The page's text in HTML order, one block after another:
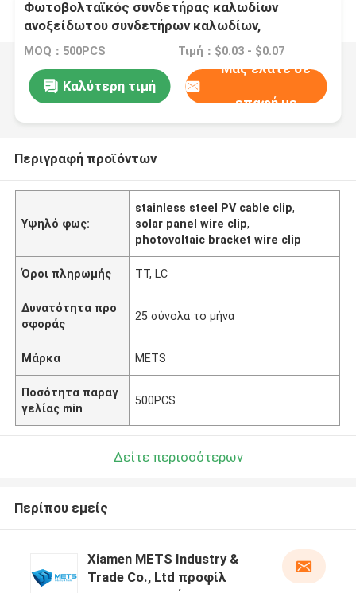
Φωτοβολταϊκός συνδετήρας καλωδίων
ανοξείδωτου συνδετήρων καλωδίων,
φωτοβολταϊκός συνδετήρας καλωδίων
υποστηριγμάτων συνδετήρων καλωδίων
ηλιακών πλαισίων
MOQ：500PCS Τιμή：$0.03 - $0.07
Καλύτερη τιμή
Μας ελάτε σε
επαφή με
Περιγραφή προϊόντων
Υψηλό φως:
stainless steel PV cable clip,
solar panel wire clip,
photovoltaic bracket wire clip
Όροι πληρωμής TT, LC
Δυνατότητα προ
σφοράς
25 σύνολα το μήνα
Μάρκα METS
Ποσότητα παραγ
γελίας min
500PCS
Δείτε περισσότερων
Περίπου εμείς
Xiamen METS Industry &
Trade Co., Ltd προφίλ